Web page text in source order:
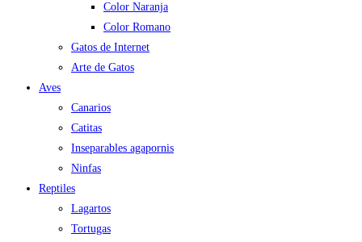
Color Naranja
Color Romano
Gatos de Internet
Arte de Gatos
Aves
Canarios
Catitas
Inseparables agapornis
Ninfas
Reptiles
Lagartos
Tortugas